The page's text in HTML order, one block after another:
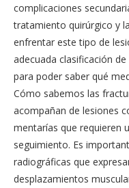
complicaciones
tratamiento quirúrgico y
enfrentar este tipo de
adecuada clasificación
para poder saber qué
Cómo sabemos las
acompañan de lesiones
mentarías que requieren
seguimiento. Es
radiográficas que
desplazamientos